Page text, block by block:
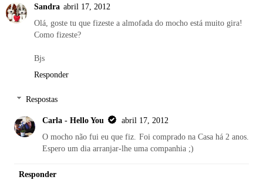
Sandra abril 17, 2012
Olá, goste tu que fizeste a almofada do mocho está muito gira!
Como fizeste?
Bjs
Responder
Respostas
Carla - Hello You
abril 17, 2012
O mocho não fui eu que fiz. Foi comprado na Casa há 2 anos.
Espero um dia arranjar-lhe uma companhia ;)
Responder